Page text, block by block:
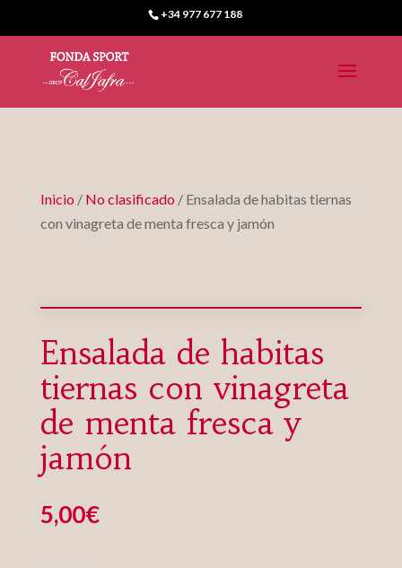
+34 977 677 188
Inicio / No clasificado / Ensalada de habitas tiernas
con vinagreta de menta fresca y jamón
Ensalada de habitas
tiernas con vinagreta
de menta fresca y
jamón
5,00€